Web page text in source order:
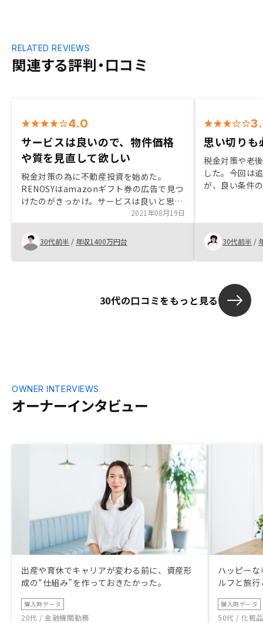
関連する評判・口コミ
RELATED REVIEWS
4.0
サービスは良いので、物件価格
や質を見直して欲しい
税金対策の為に不動産投資を始めた。
RENOSYはamazonギフト券の広告で見つ
けたのがきっかけ。サービスは良いと思う
ので、物件の価格を下げたり、質を上げて
頂けるとありがたい。
2021年08月19日
30代前半 / 年収1400万円台
思い切りも
税金対策や老
した。今回は
が、良い条件
いたので、助
30代前半 /
30代の口コミをもっと見る
オーナーインタビュー
OWNER INTERVIEWS
出産や育休でキャリアが変わる前に、資産形
成の“仕組み”を作っておきたかった。
購入時データ
20代 / 金融機関勤務
ハッピー
ルフと旅
購入時データ
50代 / 化粧